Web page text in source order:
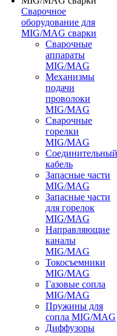
Сварочное
оборудование для
MIG/MAG сварки
Сварочные
аппараты
MIG/MAG
Механизмы
подачи
проволоки
MIG/MAG
Сварочные
горелки
MIG/MAG
Соединительный
кабель
Запасные части
MIG/MAG
Запасные части
для горелок
MIG/MAG
Направляющие
каналы
MIG/MAG
Токосъемники
MIG/MAG
Газовые сопла
MIG/MAG
Пружины для
сопла MIG/MAG
Диффузоры